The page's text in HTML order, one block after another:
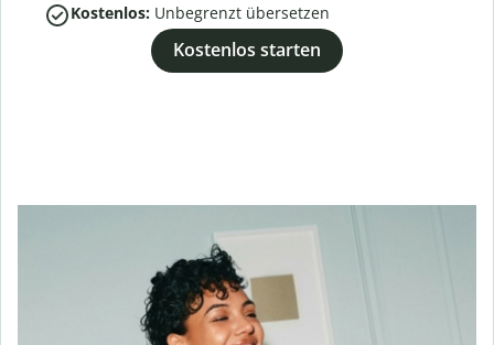
Kostenlos: Unbegrenzt übersetzen
Kostenlos starten